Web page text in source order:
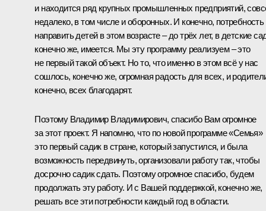
и находится ряд крупных промышленных предприятий,
недалеко, в том числе и оборонных. И конечно, потребность
направить детей в этом возрасте – до трёх лет, в детские
конечно же, имеется. Мы эту программу реализуем – это
не первый такой объект. Но то, что именно в этом всё у нас
сошлось, конечно же, огромная радость для всех, и
конечно, всех благодарят.
Поэтому Владимир Владимирович, спасибо Вам огромное
за этот проект. Я напомню, что по новой программе «Семья»
это первый садик в стране, который запустился, и была
возможность передвинуть, организовали работу так, чтобы
досрочно садик сдать. Поэтому огромное спасибо, будем
продолжать эту работу. И с Вашей поддержкой, конечно же,
решать все эти потребности каждый год в области.